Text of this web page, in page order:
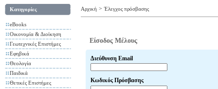
Κατηγορίες
eBooks
Οικονομία & Διοίκηση
Γεωτεχνικές Επιστήμες
Εφηβικά
Θεολογία
Παιδικά
Θετικές Επιστήμες
Αρχική > Έλεγχος πρόσβασης
Είσοδος Μέλους
Διεύθυνση Email
Κωδικός Πρόσβασης